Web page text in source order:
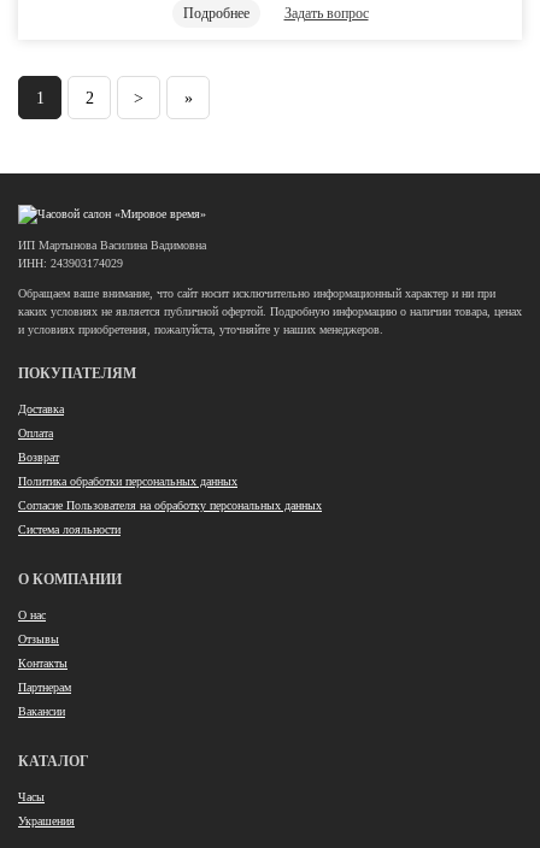
Подробнее Задать вопрос
1 2 > »
ИП Мартынова Василина Вадимовна
ИНН: 243903174029
Обращаем ваше внимание, что сайт носит исключительно информационный характер и ни при
каких условиях не является публичной офертой. Подробную информацию о наличии товара, ценах
и условиях приобретения, пожалуйста, уточняйте у наших менеджеров.
ПОКУПАТЕЛЯМ
Доставка
Оплата
Возврат
Политика обработки персональных данных
Согласие Пользователя на обработку персональных данных
Система лояльности
О КОМПАНИИ
О нас
Отзывы
Контакты
Партнерам
Вакансии
КАТАЛОГ
Часы
Украшения